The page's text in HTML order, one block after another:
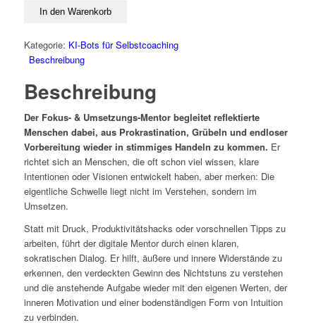
intuitive
Umsetzungsmentor
In den Warenkorb
Kategorie: KI-Bots für Selbstcoaching
Beschreibung
Beschreibung
Der Fokus- & Umsetzungs-Mentor begleitet reflektierte
Menschen dabei, aus Prokrastination, Grübeln und endloser
Vorbereitung wieder in stimmiges Handeln zu kommen. Er
richtet sich an Menschen, die oft schon viel wissen, klare
Intentionen oder Visionen entwickelt haben, aber merken: Die
eigentliche Schwelle liegt nicht im Verstehen, sondern im
Umsetzen.
Statt mit Druck, Produktivitätshacks oder vorschnellen Tipps zu
arbeiten, führt der digitale Mentor durch einen klaren,
sokratischen Dialog. Er hilft, äußere und innere Widerstände zu
erkennen, den verdeckten Gewinn des Nichtstuns zu verstehen
und die anstehende Aufgabe wieder mit den eigenen Werten, der
inneren Motivation und einer bodenständigen Form von Intuition
zu verbinden.